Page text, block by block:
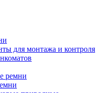
для монтажа и контроля
ремни